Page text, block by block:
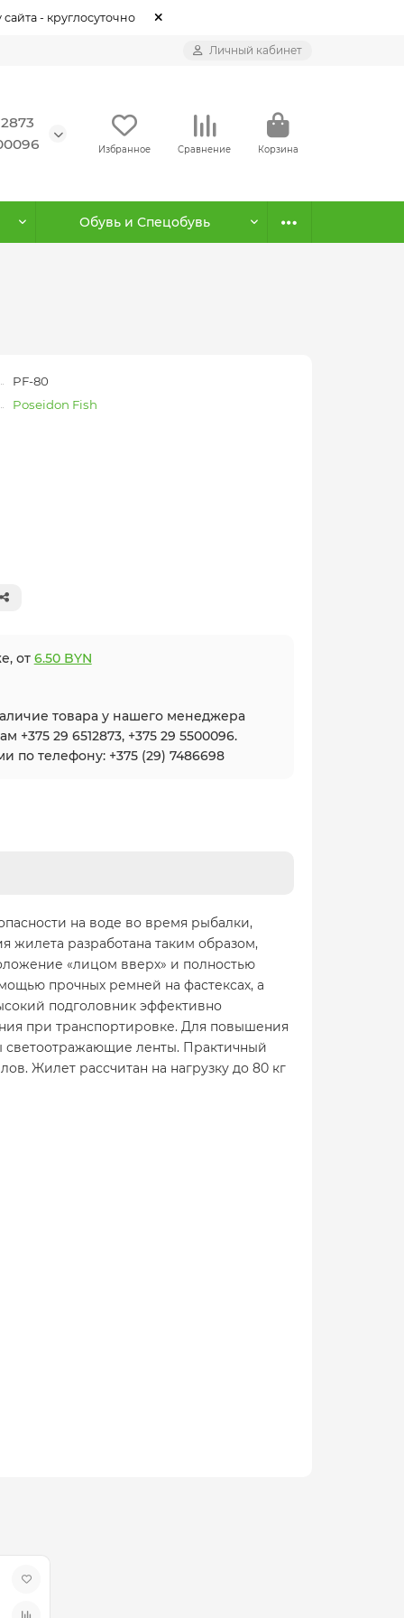
- круглосуточно
Личный кабинет
Избранное Сравнение Корзина
Обувь и Спецобувь
PF-80
Poseidon Fish
от 6.50 BYN
товара у нашего менеджера
29 6512873, +375 29 5500096.
по телефону: +375 (29) 7486698
на воде во время рыбалки,
жилета разработана таким образом,
«лицом вверх» и полностью
прочных ремней на фастексах, а
подголовник эффективно
при транспортировке. Для повышения
светоотражающие ленты. Практичный
Жилет рассчитан на нагрузку до 80 кг